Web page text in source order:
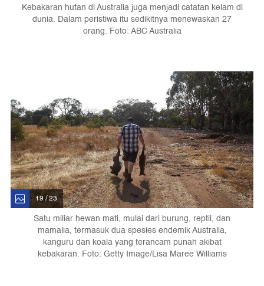
Kebakaran hutan di Australia juga menjadi catatan kelam di
dunia. Dalam peristiwa itu sedikitnya menewaskan 27
orang. Foto: ABC Australia
19 / 23
Satu miliar hewan mati, mulai dari burung, reptil, dan
mamalia, termasuk dua spesies endemik Australia,
kanguru dan koala yang terancam punah akibat
kebakaran. Foto: Getty Image/Lisa Maree Williams